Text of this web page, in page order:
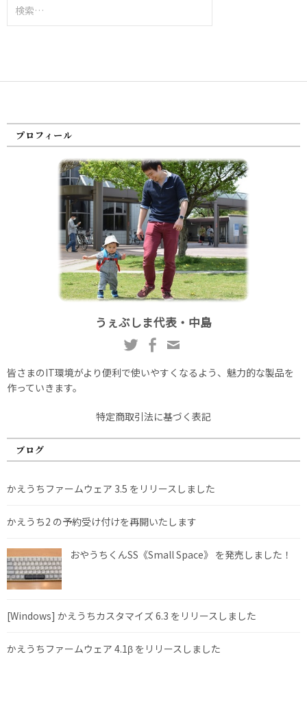
索:
プロフィール
うぇぶしま代表・中島
皆さまのIT環境がより便利で使いやすくなるよう、魅力的な製品を
作っていきます。
特定商取引法に基づく表記
ブログ
かえうちファームウェア 3.5 をリリースしました
かえうち2 の予約受け付けを再開いたします
おやうちくんSS《Small Space》 を発売しました！
[Windows] かえうちカスタマイズ 6.3 をリリースしました
かえうちファームウェア 4.1β をリリースしました